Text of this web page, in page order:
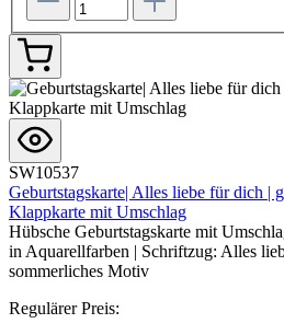
SW10537
Geburtstagskarte| Alles liebe für dich |
Klappkarte mit Umschlag
Hübsche Geburtstagskarte mit
in Aquarellfarben | Schriftzug: Alles
sommerliches Motiv
Regulärer Preis: